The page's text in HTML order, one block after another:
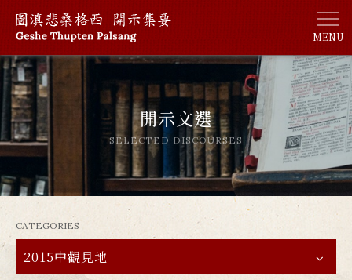
開示文選
SELECTED DISCOURSES
CATEGORIES
2015中觀見地
MENU